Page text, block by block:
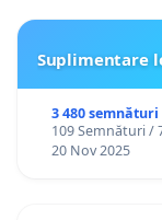
Suplimentare
3 480 semnături
109 Semnături /
20 Nov 2025